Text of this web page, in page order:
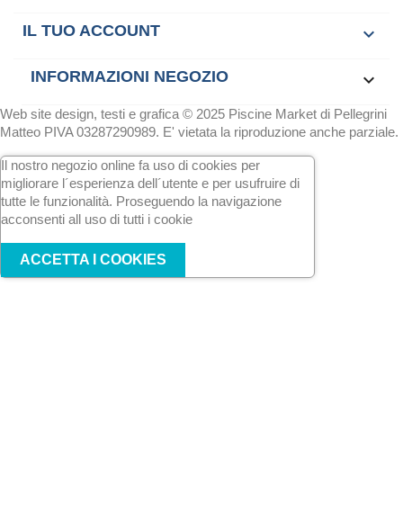
IL TUO ACCOUNT 
INFORMAZIONI NEGOZIO keyboard_arrow_down
Web site design, testi e grafica © 2025 Piscine Market di Pellegrini
Matteo PIVA 03287290989. E' vietata la riproduzione anche parziale.
Il nostro negozio online fa uso di cookies per
migliorare l´esperienza dell´utente e per usufruire di
tutte le funzionalità. Proseguendo la navigazione
acconsenti all uso di tutti i cookie
ACCETTA I COOKIES